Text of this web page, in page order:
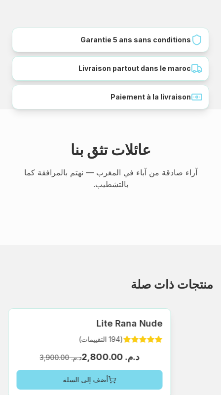
Garantie 5 ans sans conditions
Livraison partout dans le maroc
Paiement à la livraison
عائلات تثق بنا
آراء صادقة من آباء في المغرب — نهتم بالمرافقة كما
بالتشطيب.
منتجات ذات صلة
Lite Rana Nude
(
194 التقييمات)
د.م.‏ 2,800.00 د.م.‏ 3,900.00
أضف إلى السلة